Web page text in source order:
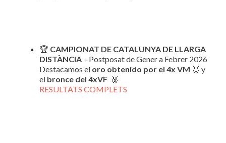
🏆 CAMPIONAT DE CATALUNYA DE LLARGA
DISTÀNCIA – Postposat de Gener a Febrer 2026
Destacamos el oro obtenido por el 4x VM 🥇 y
el bronce del 4xVF 🥉
RESULTATS COMPLETS